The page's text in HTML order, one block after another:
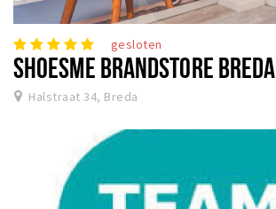
gesloten
SHOESME BRANDSTORE BREDA
Halstraat 34, Breda